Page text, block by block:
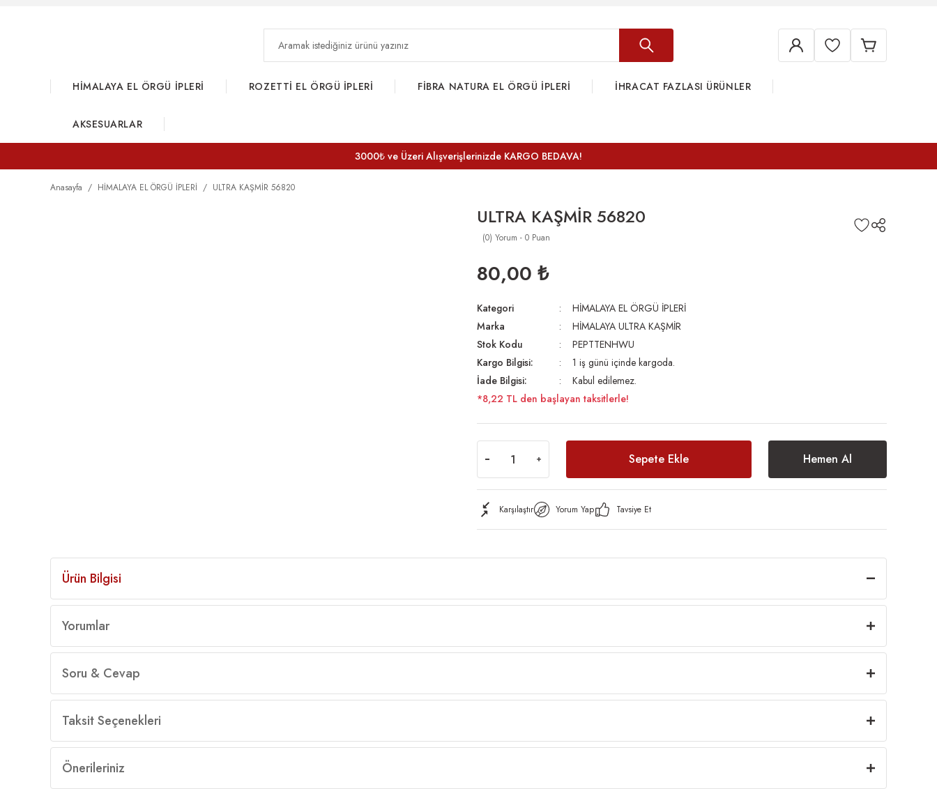
HİMALAYA EL ÖRGÜ İPLERİ ROZETTİ EL ÖRGÜ İPLERİ FİBRA NATURA EL ÖRGÜ İPLERİ İHRACAT FAZLASI ÜRÜNLER
AKSESUARLAR
3000₺ ve Üzeri Alışverişlerinizde KARGO BEDAVA!
Anasayfa HİMALAYA EL ÖRGÜ İPLERİ ULTRA KAŞMİR 56820
ULTRA KAŞMİR 56820
(0) Yorum - 0 Puan
80,00 ₺
Kategori
HİMALAYA EL ÖRGÜ İPLERİ
Marka
HİMALAYA ULTRA KAŞMİR
Stok Kodu
PEPTTENHWU
Kargo Bilgisi:
1 iş günü içinde kargoda.
İade Bilgisi:
Kabul edilemez.
*8,22 TL den başlayan taksitlerle!
Sepete Ekle Hemen Al
Karşılaştır Yorum Yap Tavsiye Et
Ürün Bilgisi
Yorumlar
Soru & Cevap
Taksit Seçenekleri
Önerileriniz